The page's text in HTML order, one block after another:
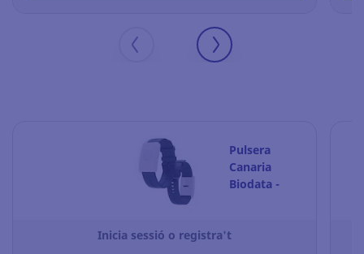
Pulsera
Canaria
Biodata -
calor
Inicia sessió o registra't